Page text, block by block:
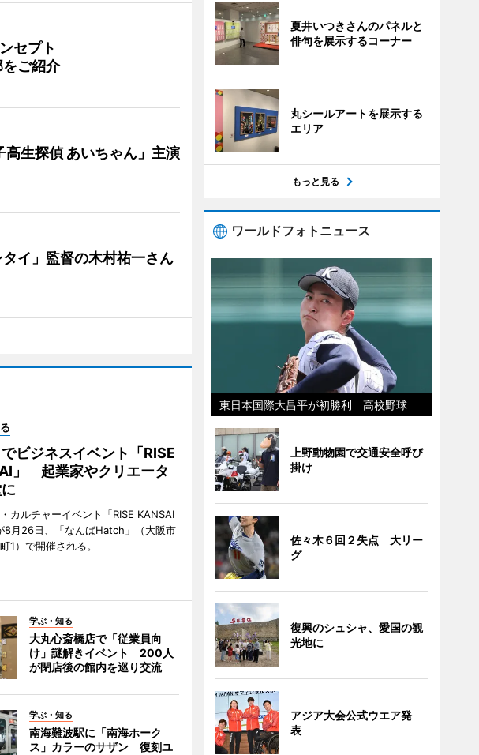
セプト
をご紹介
高生探偵 あいちゃん」主演
イ」監督の木村祐一さん
でビジネスイベント「RISE
」 起業家やクリエータ
カルチャーイベント「RISE KANSAI
8月26日、「なんばHatch」（大阪市
1）で開催される。
学ぶ・知る
大丸心斎橋店で「従業員向
け」謎解きイベント 200人
が閉店後の館内を巡り交流
学ぶ・知る
南海難波駅に「南海ホーク
ス」カラーのサザン 復刻ユ
夏井いつきさんのパネルと
俳句を展示するコーナー
丸シールアートを展示する
エリア
もっと見る
ワールドフォトニュース
東日本国際大昌平が初勝利 高校野球
上野動物園で交通安全呼び
掛け
佐々木６回２失点 大リー
グ
復興のシュシャ、愛国の観
光地に
アジア大会公式ウエア発
表